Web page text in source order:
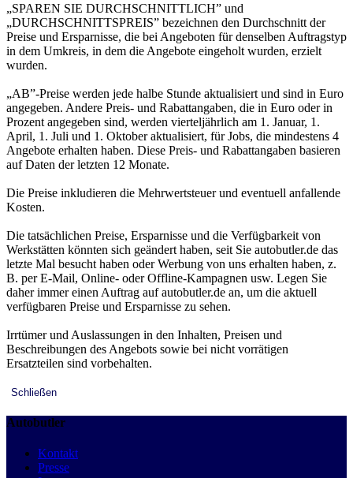
„SPAREN SIE DURCHSCHNITTLICH” und
„DURCHSCHNITTSPREIS” bezeichnen den Durchschnitt der
Preise und Ersparnisse, die bei Angeboten für denselben Auftragstyp
in dem Umkreis, in dem die Angebote eingeholt wurden, erzielt
wurden.
„AB”-Preise werden jede halbe Stunde aktualisiert und sind in Euro
angegeben. Andere Preis- und Rabattangaben, die in Euro oder in
Prozent angegeben sind, werden vierteljährlich am 1. Januar, 1.
April, 1. Juli und 1. Oktober aktualisiert, für Jobs, die mindestens 4
Angebote erhalten haben. Diese Preis- und Rabattangaben basieren
auf Daten der letzten 12 Monate.
Die Preise inkludieren die Mehrwertsteuer und eventuell anfallende
Kosten.
Die tatsächlichen Preise, Ersparnisse und die Verfügbarkeit von
Werkstätten könnten sich geändert haben, seit Sie autobutler.de das
letzte Mal besucht haben oder Werbung von uns erhalten haben, z.
B. per E-Mail, Online- oder Offline-Kampagnen usw. Legen Sie
daher immer einen Auftrag auf autobutler.de an, um die aktuell
verfügbaren Preise und Ersparnisse zu sehen.
Irrtümer und Auslassungen in den Inhalten, Preisen und
Beschreibungen des Angebots sowie bei nicht vorrätigen
Ersatzteilen sind vorbehalten.
Schließen
Autobutler
Kontakt
Presse